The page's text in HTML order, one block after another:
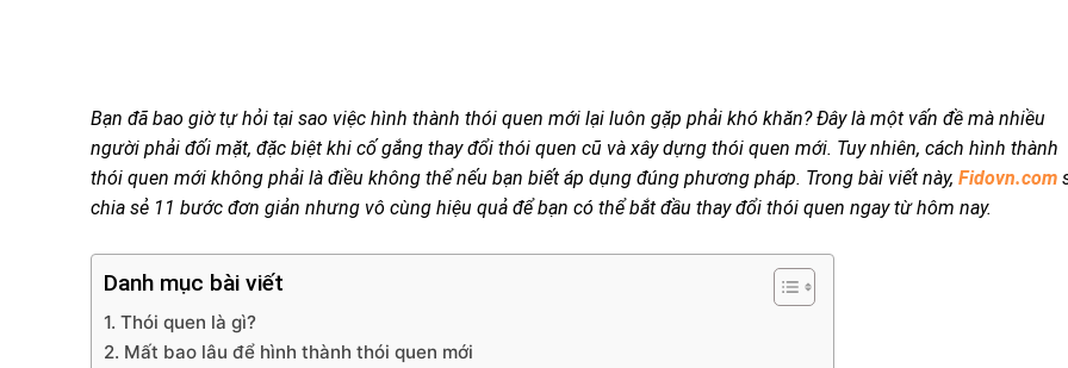
Bạn đã bao giờ tự hỏi tại sao việc hình thành thói quen mới lại luôn gặp phải khó khăn? Đây là một vấn đề mà nhiều
người phải đối mặt, đặc biệt khi cố gắng thay đổi thói quen cũ và xây dựng thói quen mới. Tuy nhiên, cách hình thành
thói quen mới không phải là điều không thể nếu bạn biết áp dụng đúng phương pháp. Trong bài viết này, Fidovn.com
chia sẻ 11 bước đơn giản nhưng vô cùng hiệu quả để bạn có thể bắt đầu thay đổi thói quen ngay từ hôm nay.
Danh mục bài viết
1. Thói quen là gì?
2. Mất bao lâu để hình thành thói quen mới